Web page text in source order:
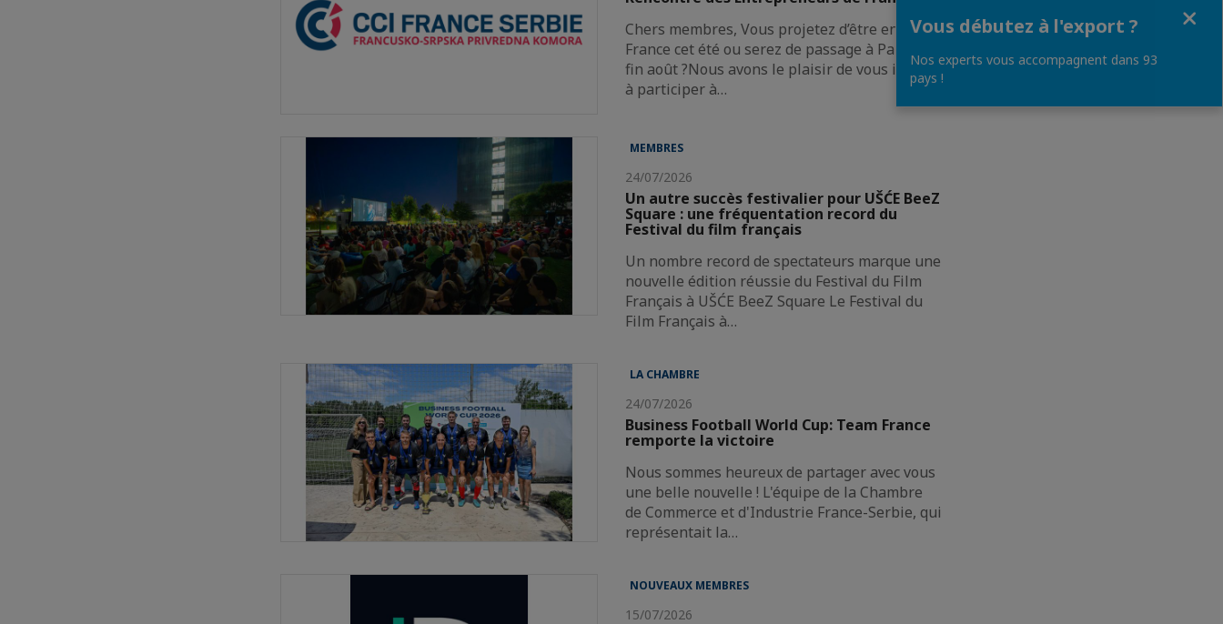
Chers membres, Vous projetez d’être en
France cet été ou serez de passage à Paris à la
fin août ?Nous avons le plaisir de vous inviter
à participer à…
MEMBRES
24/07/2026
Un autre succès festivalier pour UŠĆE BeeZ
Square : une fréquentation record du
Festival du film français
Un nombre record de spectateurs marque une
nouvelle édition réussie du Festival du Film
Français à UŠĆE BeeZ Square Le Festival du
Film Français à…
LA CHAMBRE
24/07/2026
Business Football World Cup: Team France
remporte la victoire
Nous sommes heureux de partager avec vous
une belle nouvelle ! L'équipe de la Chambre
de Commerce et d'Industrie France-Serbie, qui
représentait la…
NOUVEAUX MEMBRES
15/07/2026
Vous débutez à l'export ?
Nos experts vous accompagnent dans 93
pays !